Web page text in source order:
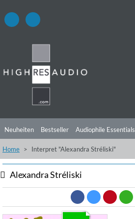
Neuheiten Bestseller Audiophile Essentials
Hörtipps Top Alben Angebote Preorder
Videos
Home Interpret "Alexandra Stréliski"
Alexandra Stréliski